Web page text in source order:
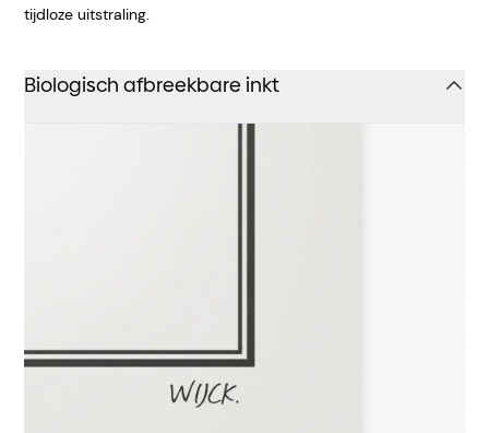
tijdloze uitstraling.
Biologisch afbreekbare inkt